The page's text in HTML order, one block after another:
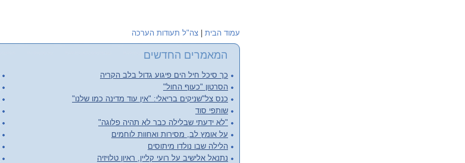
עמוד הבית | צה"ל תעודות הערכה
המאמרים החדשים
כך סיכל חיל הים פיגוע גדול בלב הקריה
הסרטון "כעוף החול"
כנס צל"שניקים בריאלי: "אין עוד מדינה כמו שלנו"
שותפי סוד
"לא ידעתי שבלילה כבר לא תהיה פלוגה"
על אומץ לב, מסירות ואחוות לוחמים
הלילה שבו נולדו מיתוסים
נתנאל אלישיב על רועי קליין, ראיון טלויזיה